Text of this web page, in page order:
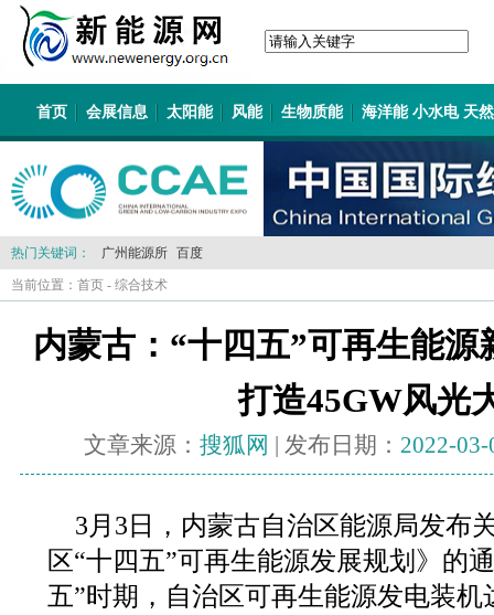
首页 会展信息 太阳能 风能 生物质能 海洋能 小水电 天
热门关键词： 广州能源所 百度
当前位置： 首页 - 综合技术
内蒙古：“十四五”可再生能源
打造45GW风光
文章来源： 搜狐网 | 发布日期： 2022-03-
3月3日，内蒙古自治区能源局发布
区“十四五”可再生能源发展规划》的
五”时期，自治区可再生能源发电装机